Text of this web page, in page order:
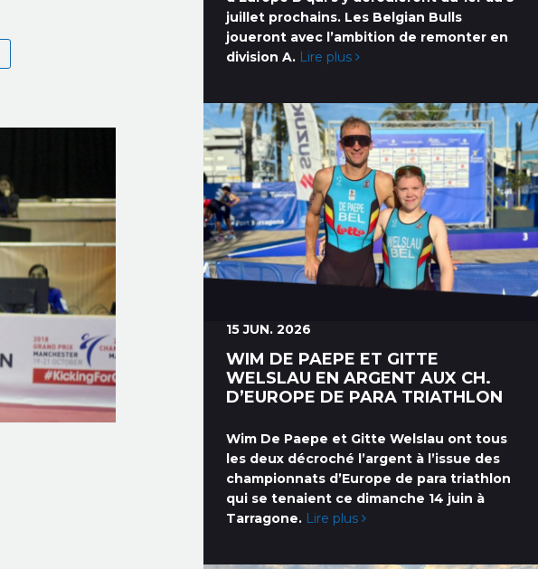
juillet prochains. Les Belgian Bulls
joueront avec l’ambition de remonter en
division A. Lire plus
15 JUN. 2026
WIM DE PAEPE ET GITTE
WELSLAU EN ARGENT AUX CH.
D’EUROPE DE PARA TRIATHLON
Wim De Paepe et Gitte Welslau ont tous
les deux décroché l’argent à l’issue des
championnats d’Europe de para triathlon
qui se tenaient ce dimanche 14 juin à
Tarragone. Lire plus